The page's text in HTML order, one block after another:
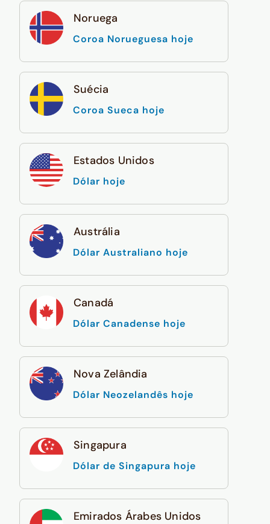
Noruega
Coroa Norueguesa hoje
Suécia
Coroa Sueca hoje
Estados Unidos
Dólar hoje
Austrália
Dólar Australiano hoje
Canadá
Dólar Canadense hoje
Nova Zelândia
Dólar Neozelandês hoje
Singapura
Dólar de Singapura hoje
Emirados Árabes Unidos